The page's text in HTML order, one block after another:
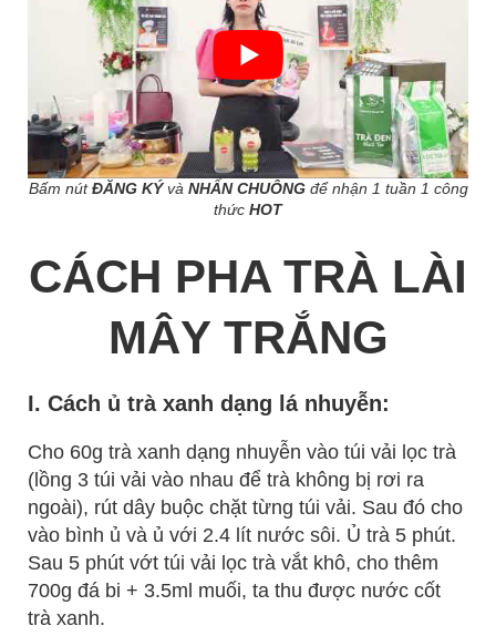
Bấm nútĐĂNG KÝvàNHẤN CHUÔNG để nhận 1 tuần 1 công
thức HOT
CÁCH PHA TRÀ LÀI
MÂY TRẮNG
I. Cách ủ trà xanh dạng lá nhuyễn:
Cho 60g trà xanh dạng nhuyễn vào túi vải lọc trà
(lồng 3 túi vải vào nhau để trà không bị rơi ra
ngoài), rút dây buộc chặt từng túi vải. Sau đó cho
vào bình ủ và ủ với 2.4 lít nước sôi. Ủ trà 5 phút.
Sau 5 phút vớt túi vải lọc trà vắt khô, cho thêm
700g đá bi + 3.5ml muối, ta thu được nước cốt
trà xanh.